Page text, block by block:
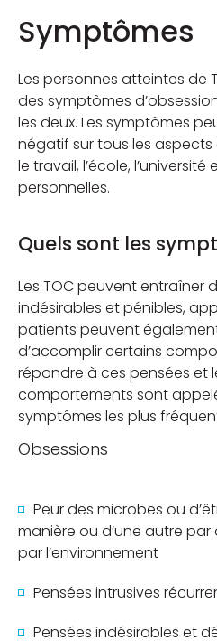
Symptômes
Les personnes atteintes de
des symptômes
les deux. Les symptômes
négatif sur tous les
le travail, l’école, l’université
personnelles.
Quels sont les
Les TOC peuvent entraîner
indésirables et pénibles,
patients peuvent
d’accomplir certains
répondre à ces pensées et
comportements sont
symptômes les plus
Obsessions
Peur des microbes ou
manière ou d’une autre par
par l’environnement
Pensées intrusives
Pensées indésirables et